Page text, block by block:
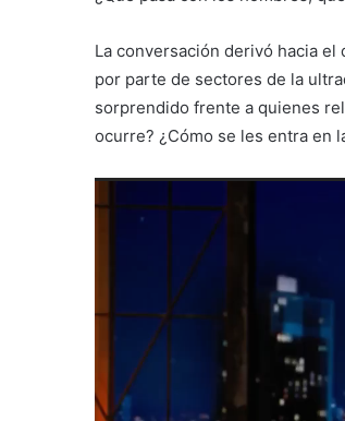
La conversación derivó hacia
por parte de sectores de la
sorprendido frente a quienes
ocurre? ¿Cómo se les entra en